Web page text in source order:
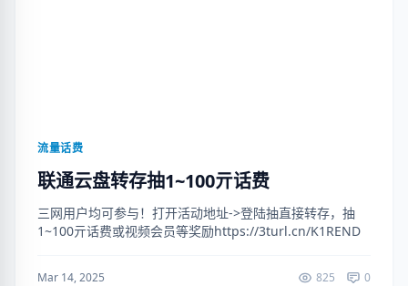
流量话费
联通云盘转存抽1~100亓话费
三网用户均可参与！打开活动地址->登陆抽直接转存，抽
1~100亓话费或视频会员等奖励https://3turl.cn/K1REND
Mar 14, 2025 825 0